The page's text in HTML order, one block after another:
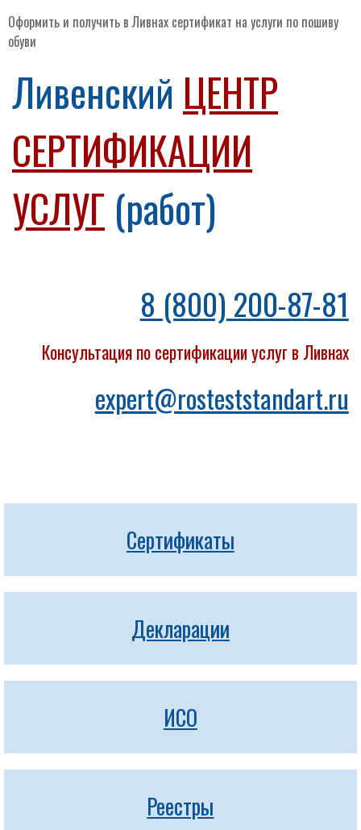
Оформить и получить в Ливнах сертификат на услуги по пошиву
обуви
Ливенский ЦЕНТР
СЕРТИФИКАЦИИ
УСЛУГ (работ)
8 (800) 200-87-81
Консультация по сертификации услуг в Ливнах
expert@rosteststandart.ru
Сертификаты
Декларации
ИСО
Реестры